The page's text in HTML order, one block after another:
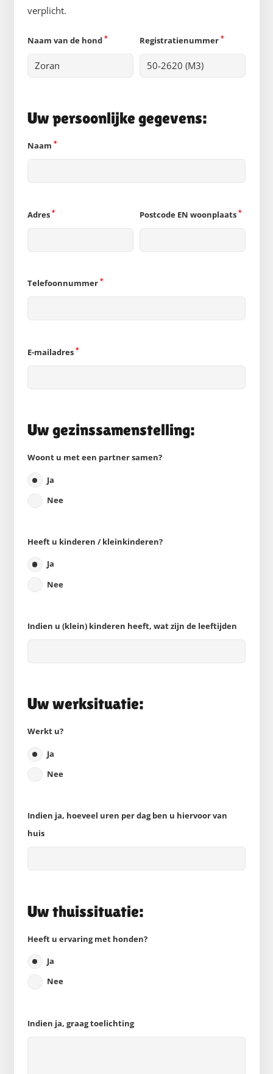
verplicht.
Naam van de hond * Registratienummer *
Uw persoonlijke gegevens:
Naam *
Adres * Postcode EN woonplaats *
Telefoonnummer *
E-mailadres *
Uw gezinssamenstelling:
Woont u met een partner samen?
Ja
Nee
Heeft u kinderen / kleinkinderen?
Ja
Nee
Indien u (klein) kinderen heeft, wat zijn de leeftijden
Uw werksituatie:
Werkt u?
Ja
Nee
Indien ja, hoeveel uren per dag ben u hiervoor van
huis
Uw thuissituatie:
Heeft u ervaring met honden?
Ja
Nee
Indien ja, graag toelichting